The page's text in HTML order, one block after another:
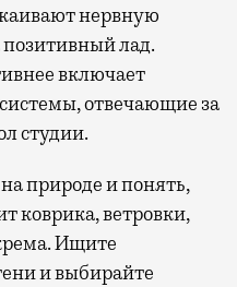
нервную
лад.
включает
отвечающие за
студии.
природе и понять,
коврика, ветровки,
Ищите
и выбирайте